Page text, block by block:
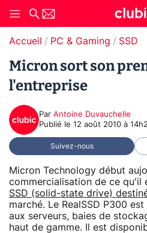
Accueil PC & Gaming SSD
Micron sort son
l'entreprise
Par Antoine Duvauchelle
Publié le 12 août 2010 à
Suivez-nous
Micron Technology début
commercialisation de ce qu'il
SSD (solid-state drive)
marché. Le RealSSD P300
aux serveurs, baies de
haut de gamme. Il est